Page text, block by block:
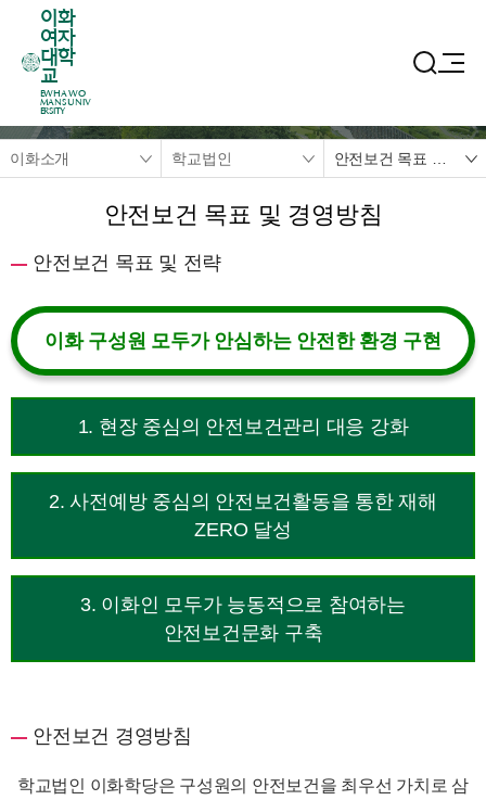
이화
여자
대학
교
EWHA WO
MANS UNIV
ERSITY
이화소개 학교법인
안전보건 목표 및 경영방침
안전보건 목표 및 전략
이화 구성원 모두가 안심하는 안전한 환경 구현
1. 현장 중심의 안전보건관리 대응 강화
2. 사전예방 중심의 안전보건활동을 통한 재해
ZERO 달성
3. 이화인 모두가 능동적으로 참여하는
안전보건문화 구축
안전보건 경영방침
학교법인 이화학당은 구성원의 안전보건을 최우선 가치로 삼